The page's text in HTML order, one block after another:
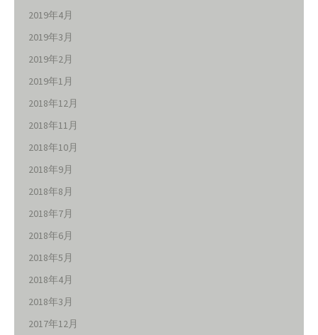
2019年4月
2019年3月
2019年2月
2019年1月
2018年12月
2018年11月
2018年10月
2018年9月
2018年8月
2018年7月
2018年6月
2018年5月
2018年4月
2018年3月
2017年12月